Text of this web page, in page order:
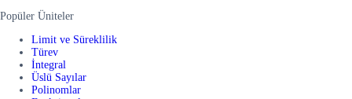
Popüler Üniteler
Limit ve Süreklilik
Türev
İntegral
Üslü Sayılar
Polinomlar